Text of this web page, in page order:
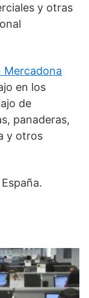
y otras
Mercadona
en los
de
panaderas,
y otros